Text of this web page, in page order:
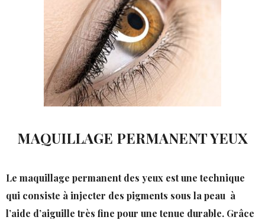
MAQUILLAGE PERMANENT YEUX
Le maquillage permanent des yeux est une technique
qui consiste à injecter des pigments sous la peau à
l’aide d’aiguille très fine pour une tenue durable. Grâce